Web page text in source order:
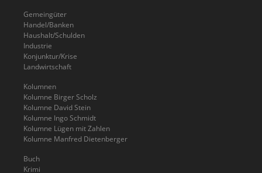
Gemeingüter
Handel/Banken
Haushalt/Schulden
Industrie
Konjunktur/Krise
Landwirtschaft
Kolumnen
Kolumne Birger Scholz
Kolumne David Stein
Kolumne Ingo Schmidt
Kolumne Lügen mit Zahlen
Kolumne Manfred Dietenberger
Buch
Krimi